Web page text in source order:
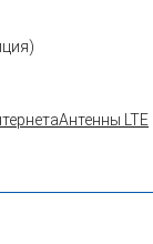
Антенны LTE